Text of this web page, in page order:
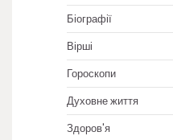
Біографії
Вірші
Гороскопи
Духовне життя
Здоров'я